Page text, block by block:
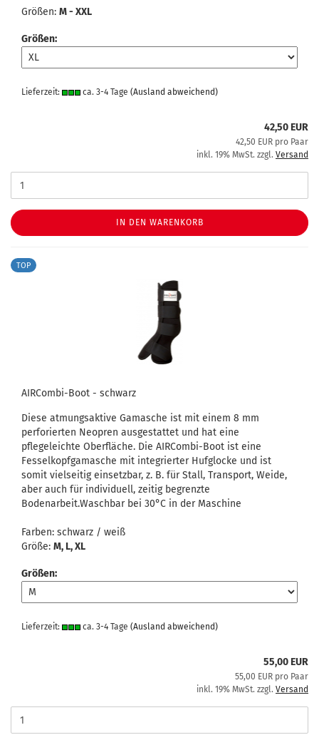
Größen: M - XXL
Größen:
Lieferzeit: ca. 3-4 Tage (Ausland abweichend)
42,50 EUR
42,50 EUR pro Paar
inkl. 19% MwSt. zzgl. Versand
IN DEN WARENKORB
TOP
AIRCombi-Boot - schwarz
Diese atmungsaktive Gamasche ist mit einem 8 mm
perforierten Neopren ausgestattet und hat eine
pflegeleichte Oberfläche. Die AIRCombi-Boot ist eine
Fesselkopfgamasche mit integrierter Hufglocke und ist
somit vielseitig einsetzbar, z. B. für Stall, Transport, Weide,
aber auch für individuell, zeitig begrenzte
Bodenarbeit.Waschbar bei 30°C in der Maschine
Farben: schwarz / weiß
Größe: M, L,XL
Größen:
Lieferzeit: ca. 3-4 Tage (Ausland abweichend)
55,00 EUR
55,00 EUR pro Paar
inkl. 19% MwSt. zzgl. Versand